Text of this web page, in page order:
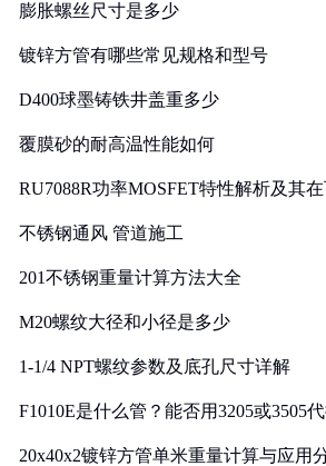
膨胀螺丝尺寸是多少
镀锌方管有哪些常见规格和型号
D400球墨铸铁井盖重多少
覆膜砂的耐高温性能如何
RU7088R功率MOSFET特性解析及其
不锈钢通风 管道施工
201不锈钢重量计算方法大全
M20螺纹大径和小径是多少
1-1/4 NPT螺纹参数及底孔尺寸详解
F1010E是什么管？能否用3205或3505
20x40x2镀锌方管单米重量计算与应用